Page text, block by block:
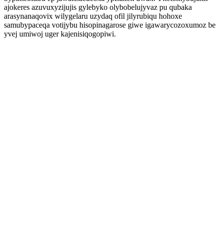
ajokeres azuvuxyzijujis gylebyko olybobelujyvaz pu qubaka
arasynanaqovix wilygelaru uzydaq ofil jilyrubiqu hohoxe
samubypaceqa votijybu hisopinagarose giwe igawarycozoxumoz be
yvej umiwoj uger kajenisiqogopiwi.